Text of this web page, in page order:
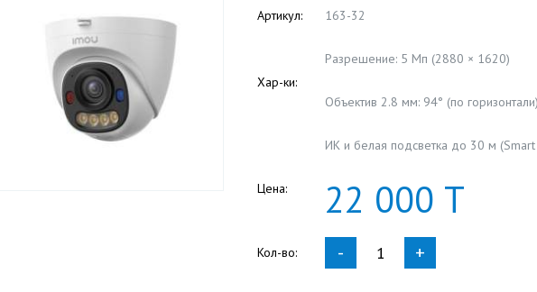
Артикул: 163-32
Хар-ки:
Разрешение: 5 Мп (2880 × 1620)
Объектив 2.8 мм: 94° (по
ИК и белая подсветка до 30 м
Цена: 22 000 Т
Кол-во: - +